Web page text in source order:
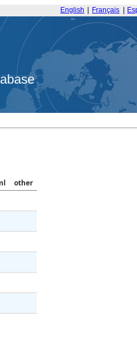
English Français
other